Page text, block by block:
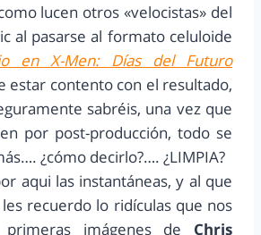
lucen otros «velocistas» del
al pasarse al formato celuloide
en X-Men: Días del Futuro
estar contento con el resultado,
sabréis, una vez que
por post-producción, todo se
¿cómo decirlo?…. ¿LIMPIA?
aqui las instantáneas, y al que
recuerdo lo ridículas que nos
primeras imágenes de Chris